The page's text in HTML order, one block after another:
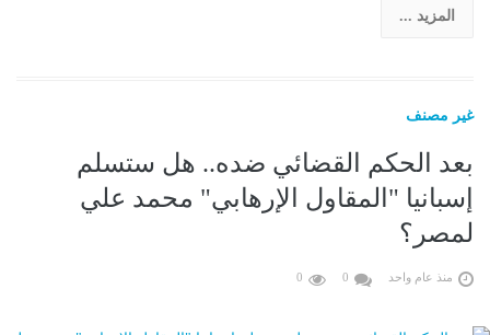
المزيد ...
غير مصنف
بعد الحكم القضائي ضده.. هل ستسلم
إسبانيا "المقاول الإرهابي" محمد علي
لمصر؟
منذ عام واحد 0
0